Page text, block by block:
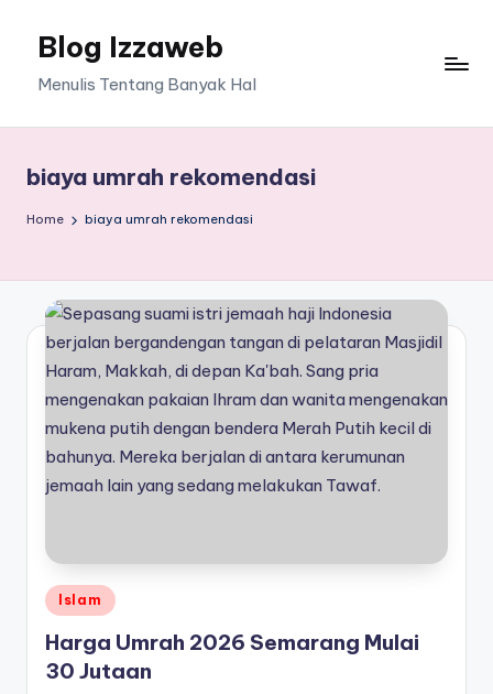
Blog Izzaweb
Menulis Tentang Banyak Hal
biaya umrah rekomendasi
Home biaya umrah rekomendasi
Posted
in
Islam
Harga Umrah 2026 Semarang Mulai
30 Jutaan